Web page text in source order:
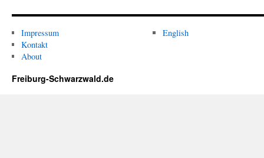
Impressum
Kontakt
About
English
Freiburg-Schwarzwald.de